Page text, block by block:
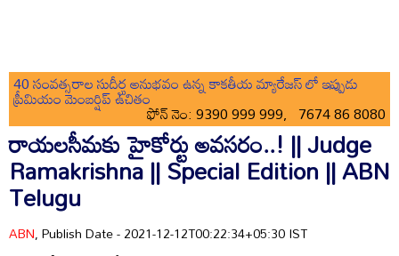
40 సంవత్సరాల సుదీర్ఘ అనుభవం ఉన్న కాకతీయ మ్యారేజస్ లో ఇప్పుడు
ప్రీమియం మెంబర్షిప్ ఉచితం
ఫోన్ నెం: 9390 999 999, 7674 86 8080
రాయలసీమకు హైకోర్టు అవసరం..! || Judge
Ramakrishna || Special Edition || ABN
Telugu
ABN, Publish Date - 2021-12-12T00:22:34+05:30 IST